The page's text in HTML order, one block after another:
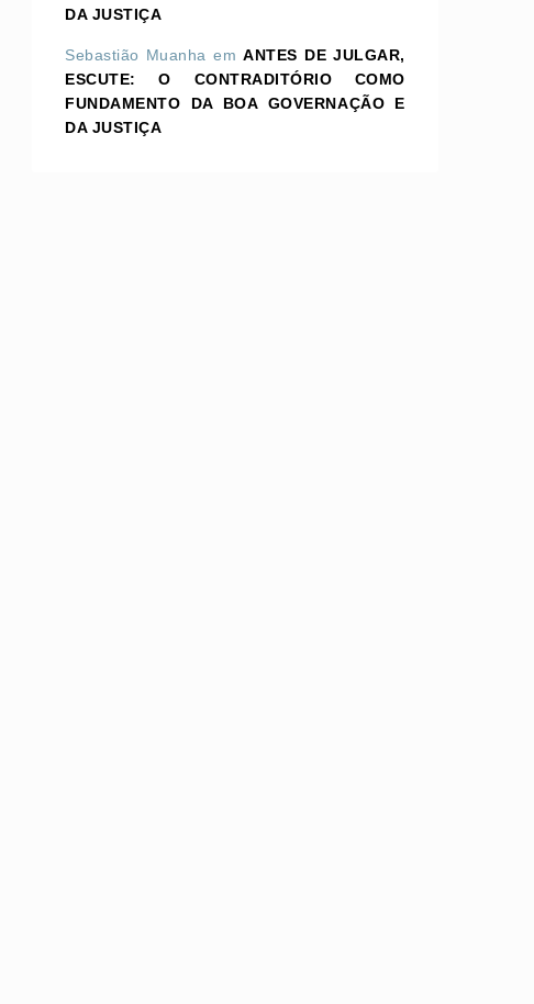
DA JUSTIÇA
Sebastião Muanha emANTES DE JULGAR,
ESCUTE: O CONTRADITÓRIO COMO
FUNDAMENTO DA BOA GOVERNAÇÃO E
DA JUSTIÇA